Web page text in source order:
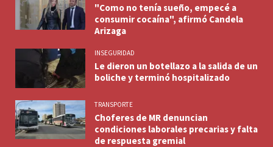
"Como no tenía sueño, empecé a
consumir cocaína", afirmó Candela
Arizaga
INSEGURIDAD
Le dieron un botellazo a la salida de un
boliche y terminó hospitalizado
TRANSPORTE
Choferes de MR denuncian
condiciones laborales precarias y falta
de respuesta gremial